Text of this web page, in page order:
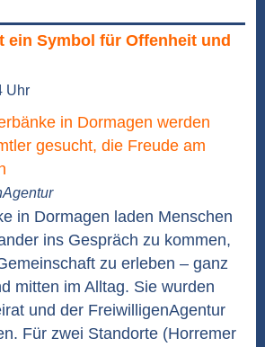
ein Symbol für Offenheit und
Uhr
in Dormagen laden Menschen
ins Gespräch zu kommen,
zu erleben – ganz
mitten im Alltag. Sie wurden
und der FreiwilligenAgentur
Für zwei Standorte (Horremer